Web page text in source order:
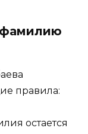
фамилию
правила:
остается